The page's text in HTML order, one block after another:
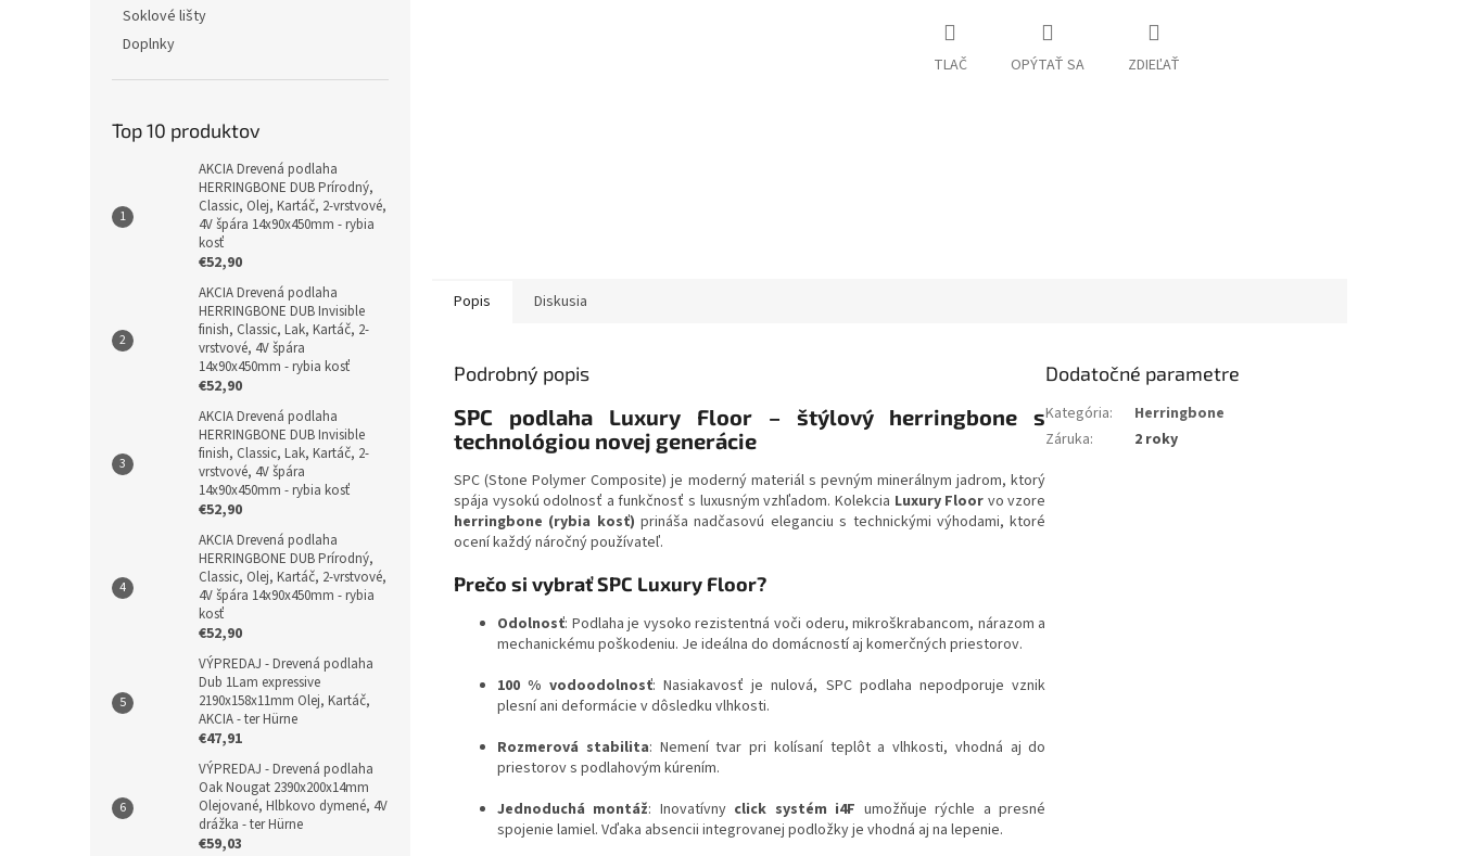
Soklové lišty
Doplnky
Top 10 produktov
AKCIA Drevená podlaha
HERRINGBONE DUB Prírodný,
Classic, Olej, Kartáč, 2-vrstvové,
4V špára 14x90x450mm - rybia
kosť
€52,90
AKCIA Drevená podlaha
HERRINGBONE DUB Invisible
finish, Classic, Lak, Kartáč, 2-
vrstvové, 4V špára
14x90x450mm - rybia kosť
€52,90
AKCIA Drevená podlaha
HERRINGBONE DUB Invisible
finish, Classic, Lak, Kartáč, 2-
vrstvové, 4V špára
14x90x450mm - rybia kosť
€52,90
AKCIA Drevená podlaha
HERRINGBONE DUB Prírodný,
Classic, Olej, Kartáč, 2-vrstvové,
4V špára 14x90x450mm - rybia
kosť
€52,90
VÝPREDAJ - Drevená podlaha
Dub 1Lam expressive
2190x158x11mm Olej, Kartáč,
AKCIA - ter Hürne
€47,91
VÝPREDAJ - Drevená podlaha
Oak Nougat 2390x200x14mm
Olejované, Hlbkovo dymené, 4V
drážka - ter Hürne
€59,03
TLAČ OPÝTAŤ SA ZDIEĽAŤ
Popis Diskusia
Podrobný popis
SPC podlaha Luxury Floor – štýlový herringbone s
technológiou novej generácie
SPC (Stone Polymer Composite) je moderný materiál s pevným minerálnym jadrom, ktorý
spája vysokú odolnosť a funkčnosť s luxusným vzhľadom. Kolekcia Luxury Floor vo vzore
herringbone (rybia kosť) prináša nadčasovú eleganciu s technickými výhodami, ktoré
ocení každý náročný používateľ.
Prečo si vybrať SPC Luxury Floor?
Odolnosť: Podlaha je vysoko rezistentná voči oderu, mikroškrabancom, nárazom a
mechanickému poškodeniu. Je ideálna do domácností aj komerčných priestorov.
100 % vodoodolnosť: Nasiakavosť je nulová, SPC podlaha nepodporuje vznik
plesní ani deformácie v dôsledku vlhkosti.
Rozmerová stabilita: Nemení tvar pri kolísaní teplôt a vlhkosti, vhodná aj do
priestorov s podlahovým kúrením.
Jednoduchá montáž: Inovatívny click systém i4F umožňuje rýchle a presné
spojenie lamiel. Vďaka absencii integrovanej podložky je vhodná aj na lepenie.
Dodatočné parametre
Kategória:
Herringbone
Záruka: 2 roky